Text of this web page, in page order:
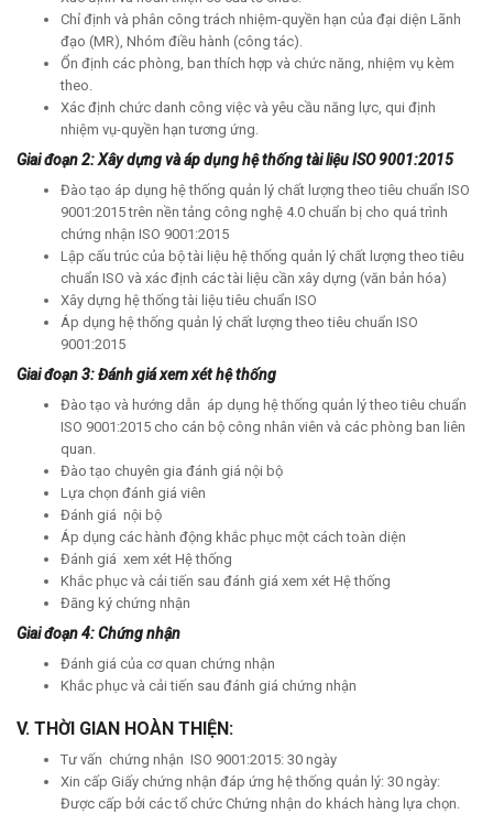
Chỉ định và phân công trách nhiệm-quyền hạn của đại diện Lãnh
đạo (MR), Nhóm điều hành (công tác).
Ổn định các phòng, ban thích hợp và chức năng, nhiệm vụ kèm
theo.
Xác định chức danh công việc và yêu cầu năng lực, qui định
nhiệm vụ-quyền hạn tương ứng.
Giai đoạn 2: Xây dựng và áp dụng hệ thống tài liệu ISO 9001:2015
Đào tạo áp dụng hệ thống quản lý chất lượng theo tiêu chuẩn ISO
9001:2015 trên nền tảng công nghệ 4.0 chuẩn bị cho quá trình
chứng nhận ISO 9001:2015
Lập cấu trúc của bộ tài liệu hệ thống quản lý chất lượng theo tiêu
chuẩn ISO và xác định các tài liệu cần xây dựng (văn bản hóa)
Xây dựng hệ thống tài liệu tiêu chuẩn ISO
Áp dụng hệ thống quản lý chất lượng theo tiêu chuẩn ISO
9001:2015
Giai đoạn 3: Đánh giá xem xét hệ thống
Đào tạo và hướng dẫn áp dụng hệ thống quản lý theo tiêu chuẩn
ISO 9001:2015 cho cán bộ công nhân viên và các phòng ban liên
quan.
Đào tạo chuyên gia đánh giá nội bộ
Lựa chọn đánh giá viên
Đánh giá nội bộ
Áp dụng các hành động khắc phục một cách toàn diện
Đánh giá xem xét Hệ thống
Khắc phục và cải tiến sau đánh giá xem xét Hệ thống
Đăng ký chứng nhận
Giai đoạn 4: Chứng nhận
Đánh giá của cơ quan chứng nhận
Khắc phục và cải tiến sau đánh giá chứng nhận
V. THỜI GIAN HOÀN THIỆN:
Tư vấn chứng nhận ISO 9001:2015: 30 ngày
Xin cấp Giấy chứng nhận đáp ứng hệ thống quản lý: 30 ngày:
Được cấp bởi các tổ chức Chứng nhận do khách hàng lựa chọn.